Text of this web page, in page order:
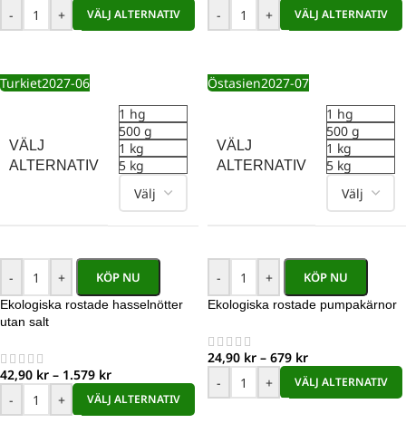
-
+ VÄLJ ALTERNATIV
-
+ VÄLJ ALTERNATIV
Turkiet2027-06
VÄLJ
ALTERNATIV
1 hg
500 g
1 kg
5 kg
- + KÖP NU
Ekologiska rostade hasselnötter
utan salt
42,90 kr – 1.579 kr
-
+ VÄLJ ALTERNATIV
Östasien2027-07
VÄLJ
ALTERNATIV
1 hg
500 g
1 kg
5 kg
- + KÖP NU
Ekologiska rostade pumpakärnor
24,90 kr – 679 kr
-
+ VÄLJ ALTERNATIV